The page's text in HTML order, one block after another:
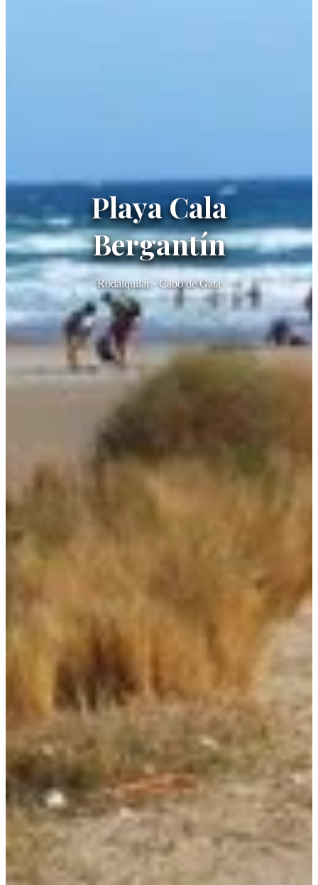
Playa Cala
Bergantín
Rodalquilar · Cabo de Gata